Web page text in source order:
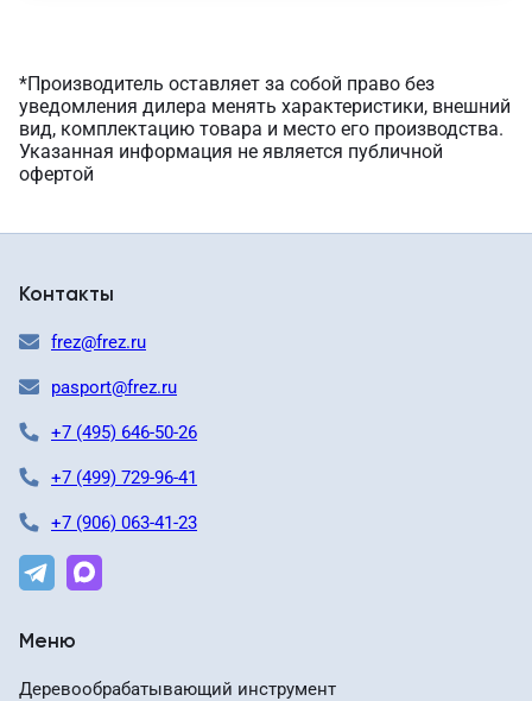
*Производитель оставляет за собой право без
уведомления дилера менять характеристики, внешний
вид, комплектацию товара и место его производства.
Указанная информация не является публичной
офертой
Контакты
frez@frez.ru
pasport@frez.ru
+7 (495) 646-50-26
+7 (499) 729-96-41
+7 (906) 063-41-23
Меню
Деревообрабатывающий инструмент